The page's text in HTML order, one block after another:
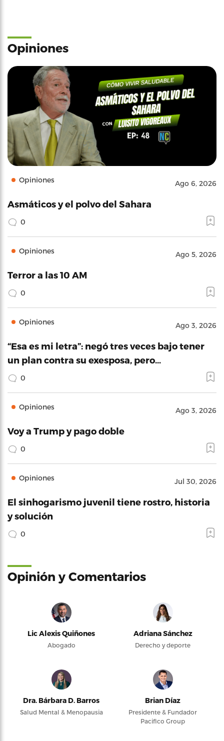
Opiniones
Opiniones Ago 6, 2026
Asmáticos y el polvo del Sahara
0
Opiniones Ago 5, 2026
Terror a las 10 AM
0
Opiniones Ago 3, 2026
“Esa es mi letra”: negó tres veces bajo tener
un plan contra su exesposa, pero…
0
Opiniones Ago 3, 2026
Voy a Trump y pago doble
0
Opiniones Jul 30, 2026
El sinhogarismo juvenil tiene rostro, historia
y solución
0
Opinión y Comentarios
Lic Alexis Quiñones
Abogado
Adriana Sánchez
Derecho y deporte
Dra. Bárbara D. Barros
Salud Mental & Menopausia
Brian Díaz
Presidente & Fundador
Pacifico Group